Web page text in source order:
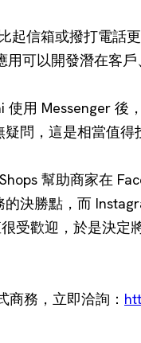
起信箱或撥打電話
可以開發潛在客
使用 Messenger 後
問，這是相當值得
幫助商家在
決勝點，而
受歡迎，於是決定
商務，立即洽詢：